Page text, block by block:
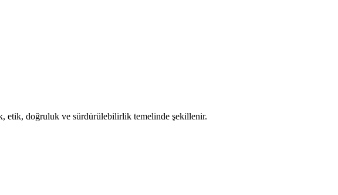
etik, doğruluk ve sürdürülebilirlik temelinde şekillenir.